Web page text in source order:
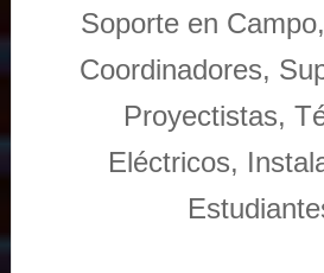
Soporte en
Coordinadores,
Proyectistas,
Eléctricos,